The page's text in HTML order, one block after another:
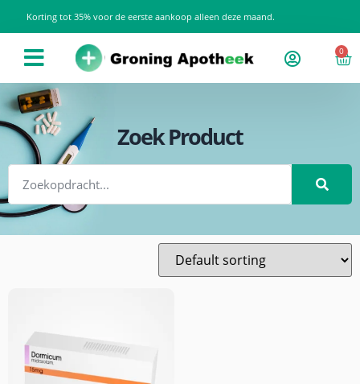
Korting tot 35% voor de eerste aankoop alleen deze maand.
0
Zoek Product